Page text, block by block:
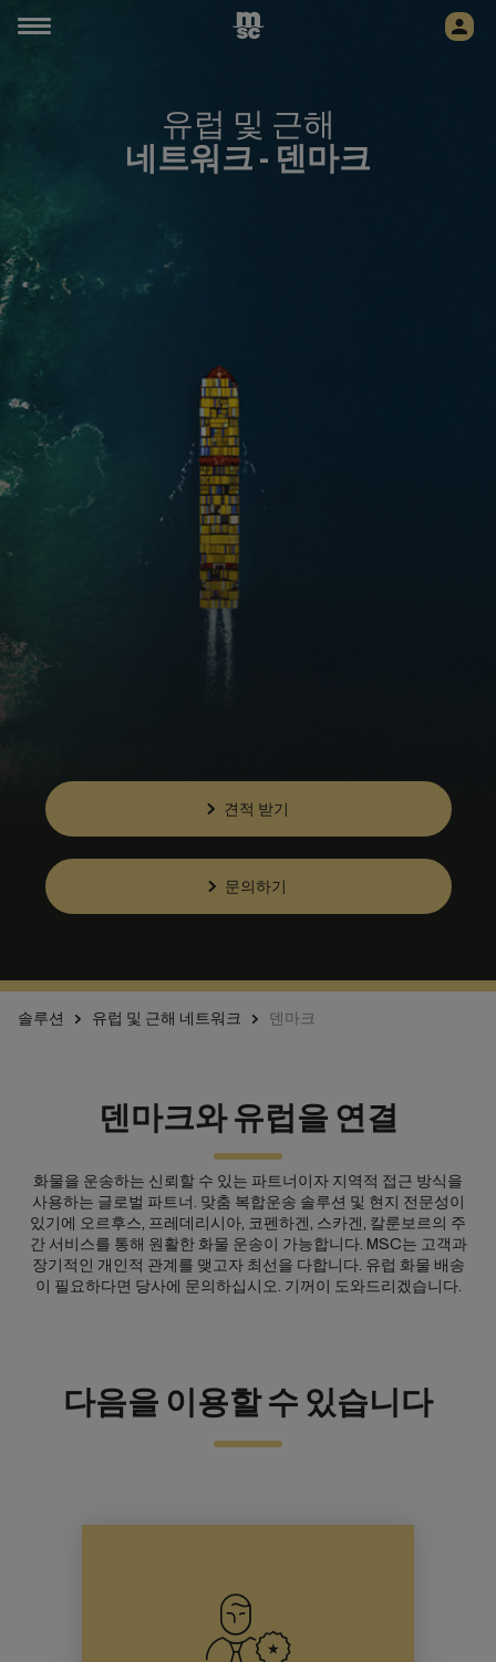
유럽 및 근해
네트워크 - 덴마크
견적 받기
문의하기
솔루션 유럽 및 근해 네트워크 덴마크
덴마크와 유럽을 연결
화물을 운송하는 신뢰할 수 있는 파트너이자 지역적 접근 방식을
사용하는 글로벌 파트너. 맞춤 복합운송 솔루션 및 현지 전문성이
있기에 오르후스, 프레데리시아, 코펜하겐, 스카겐, 칼룬보르의 주
간 서비스를 통해 원활한 화물 운송이 가능합니다. MSC는 고객과
장기적인 개인적 관계를 맺고자 최선을 다합니다. 유럽 화물 배송
이 필요하다면 당사에 문의하십시오. 기꺼이 도와드리겠습니다.
다음을 이용할 수 있습니다